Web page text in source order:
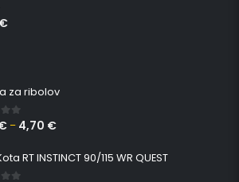
of 5
€
za ribolov
of 5
– 4,70 €
RT INSTINCT 90/115 WR QUEST